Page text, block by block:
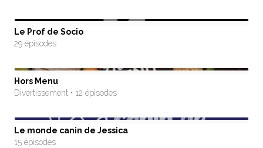
Le Prof de Socio
29 épisodes
Hors Menu
Divertissement • 12 épisodes
Le monde canin de Jessica
15 épisodes